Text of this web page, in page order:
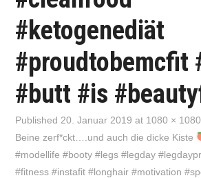
#ketogenediät
#proudtobemcfit
#butt #is
Published 20. Januar 2019 at 1080 × 1080
Beine zerf*ckt….und auch die dicke Kiste
#modellife #booty #legs #legday
#fitness #instafit #longhair #motivation